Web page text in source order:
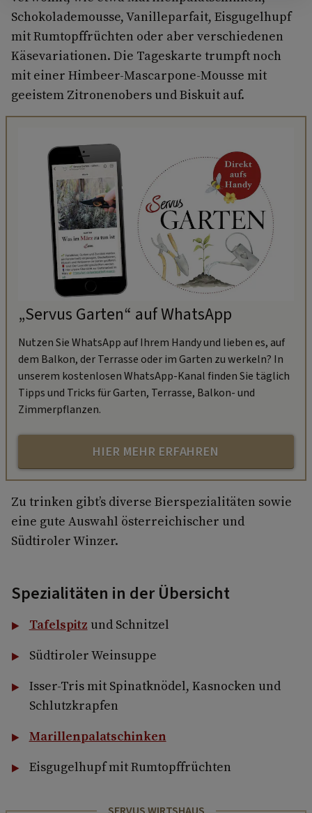
Schokolademousse, Vanilleparfait, Eisgugelhupf
mit Rumtopffrüchten oder aber verschiedenen
Käsevariationen. Die Tageskarte trumpft noch
mit einer Himbeer-Mascarpone-Mousse mit
geeistem Zitronenobers und Biskuit auf.
„Servus Garten“ auf WhatsApp
Nutzen Sie WhatsApp auf Ihrem Handy und lieben es, auf
dem Balkon, der Terrasse oder im Garten zu werkeln? In
unserem kostenlosen WhatsApp-Kanal finden Sie täglich
Tipps und Tricks für Garten, Terrasse, Balkon- und
Zimmerpflanzen.
HIER MEHR ERFAHREN
Zu trinken gibt’s diverse Bierspezialitäten sowie
eine gute Auswahl österreichischer und
Südtiroler Winzer.
Spezialitäten in der Übersicht
Tafelspitz und Schnitzel
Südtiroler Weinsuppe
Isser-Tris mit Spinatknödel, Kasnocken und
Schlutzkrapfen
Marillenpalatschinken
Eisgugelhupf mit Rumtopffrüchten